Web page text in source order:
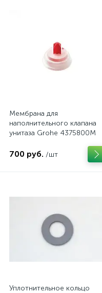
Мембрана для
наполнительного клапана
унитаза Grohe 4375800M
700 руб. /шт
Уплотнительное кольцо